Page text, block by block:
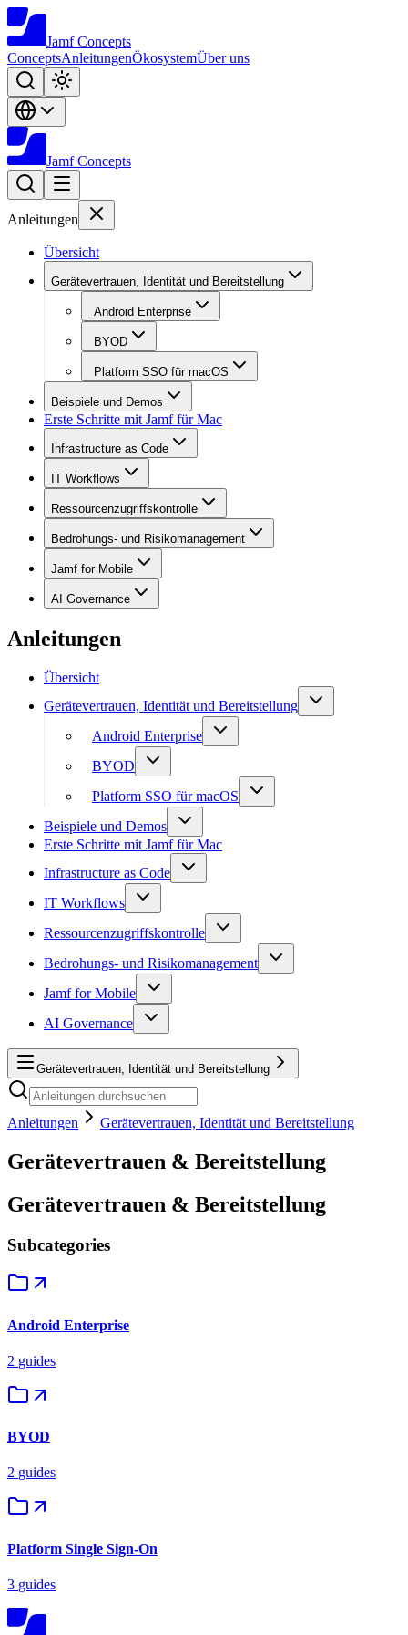
Jamf Concepts
ConceptsAnleitungenÖkosystemÜber uns
Jamf Concepts
Anleitungen
Übersicht
Gerätevertrauen, Identität und Bereitstellung
Android Enterprise
BYOD
Platform SSO für macOS
Beispiele und Demos
Erste Schritte mit Jamf für Mac
Infrastructure as Code
IT Workflows
Ressourcenzugriffskontrolle
Bedrohungs- und Risikomanagement
Jamf for Mobile
AI Governance
Anleitungen
Übersicht
Gerätevertrauen, Identität und Bereitstellung
Android Enterprise
BYOD
Platform SSO für macOS
Beispiele und Demos
Erste Schritte mit Jamf für Mac
Infrastructure as Code
IT Workflows
Ressourcenzugriffskontrolle
Bedrohungs- und Risikomanagement
Jamf for Mobile
AI Governance
Gerätevertrauen, Identität und Bereitstellung
Anleitungen Gerätevertrauen, Identität und Bereitstellung
Gerätevertrauen & Bereitstellung
Gerätevertrauen & Bereitstellung
Subcategories
Android Enterprise
2 guides
BYOD
2 guides
Platform Single Sign-On
3 guides